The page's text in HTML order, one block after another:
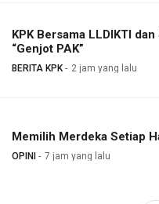
KPK Bersama LLDIKTI
“Genjot PAK”
BERITA KPK 2 jam yang lalu
Memilih Merdeka Setiap
OPINI 7 jam yang lalu